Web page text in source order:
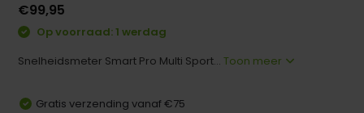
€99,95
Op voorraad: 1 werdag
Snelheidsmeter Smart Pro Multi Sport...Toon meer
Gratis verzending vanaf €75